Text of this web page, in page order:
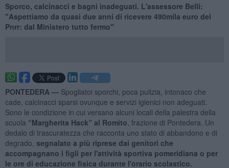
Sporco, calcinacci e bagni inadeguati. L'assessore Belli:
"Aspettiamo da quasi due anni di ricevere 490mila euro del
Pnrr: dal Ministero tutto fermo"
PONTEDERA — Spogliatoi sporchi, poca pulizia, intonaco che
cade, calcinacci sparsi ovunque e servizi igienici non adeguati.
Sono le condizione in cui versano alcuni locali della palestra della
scuola “Margherita Hack” al Romito , frazione di Pontedera. Un
dedalo di trascuratezza che racconta uno stato di abbandono e di
degrado, segnalato a più riprese dai genitori che
accompagnano i figli per l'attività sportiva pomeridiana o per
le ore di educazione fisica durante l'orario scolastico.